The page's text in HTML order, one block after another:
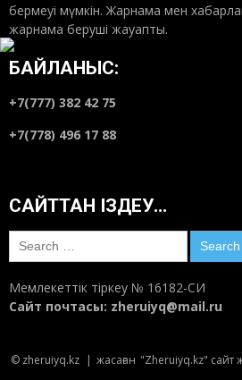
бермеуі мүмкін. Жарнама мен
жарнама беруші жауапты.
БАЙЛАНЫС:
+7(777) 382 42 75
+7(778) 496 17 88
САЙТТАН ІЗДЕУ…
Search
for:
Мемлекеттік тіркеу № 16182-СИ
Сайт почтасы: zheruiyq@mail.ru
© zheruiyq.kz | жасаған "Zheruiyq.kz" сайт